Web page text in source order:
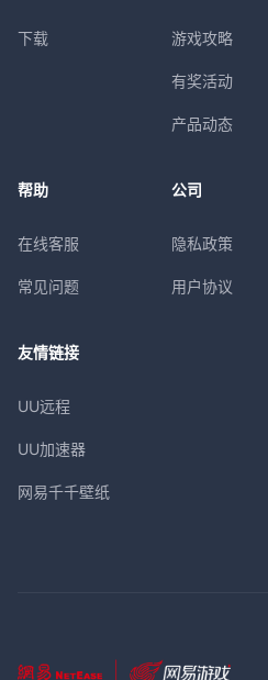
下载 游戏攻略
有奖活动
产品动态
帮助
在线客服
常见问题
公司
隐私政策
用户协议
友情链接
UU远程
UU加速器
网易千千壁纸